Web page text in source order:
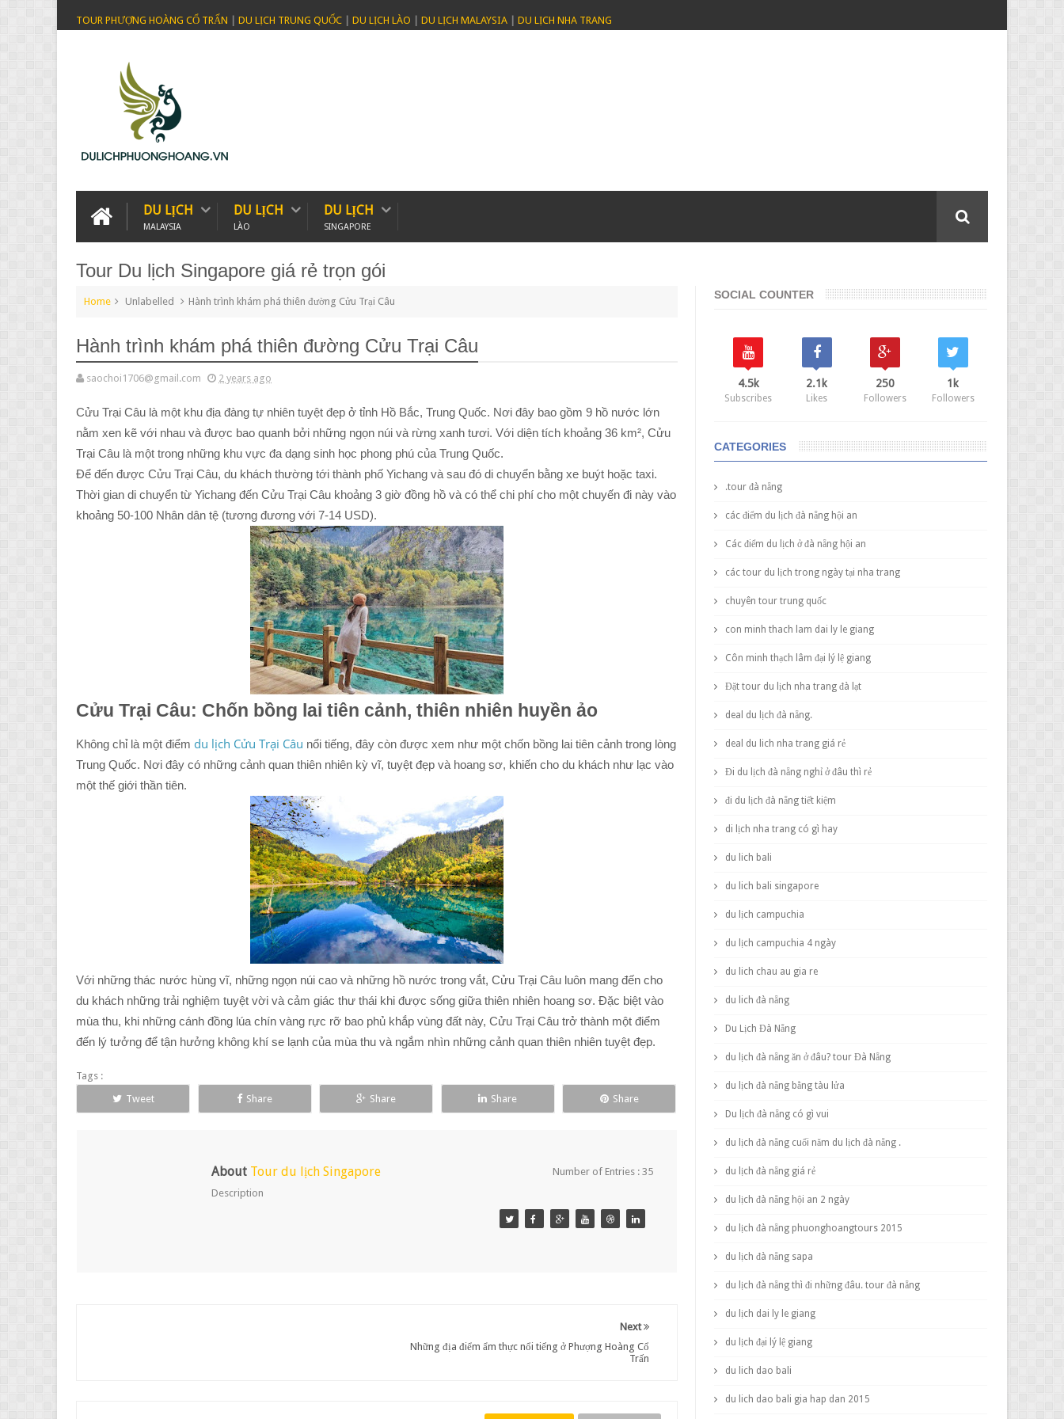
TOUR PHƯỢNG HOÀNG CỔ TRẤN DU LỊCH TRUNG QUỐC DU LỊCH LÀO DU LỊCH MALAYSIA DU LỊCH NHA TRANG
DU LỊCH
MALAYSIA
DU LỊCH
LÀO
DU LỊCH
SINGAPORE
Tour Du lịch Singapore giá rẻ trọn gói
Home Unlabelled Hành trình khám phá thiên đường Cửu Trại Câu
Hành trình khám phá thiên đường Cửu Trại Câu
saochoi1706@gmail.com 2 years ago
Cửu Trại Câu là một khu địa đàng tự nhiên tuyệt đẹp ở tỉnh Hồ Bắc, Trung Quốc. Nơi đây bao gồm 9 hồ nước lớn
nằm xen kẽ với nhau và được bao quanh bởi những ngọn núi và rừng xanh tươi. Với diện tích khoảng 36 km², Cửu
Trại Câu là một trong những khu vực đa dạng sinh học phong phú của Trung Quốc.
Để đến được Cửu Trại Câu, du khách thường tới thành phố Yichang và sau đó di chuyển bằng xe buýt hoặc taxi.
Thời gian di chuyển từ Yichang đến Cửu Trại Câu khoảng 3 giờ đồng hồ và có thể chi phí cho một chuyến đi này vào
khoảng 50-100 Nhân dân tệ (tương đương với 7-14 USD).
Cửu Trại Câu: Chốn bồng lai tiên cảnh, thiên nhiên huyền ảo
Không chỉ là một điểm du lịch Cửu Trại Câu nổi tiếng, đây còn được xem như một chốn bồng lai tiên cảnh trong lòng
Trung Quốc. Nơi đây có những cảnh quan thiên nhiên kỳ vĩ, tuyệt đẹp và hoang sơ, khiến cho du khách như lạc vào
một thế giới thần tiên.
Với những thác nước hùng vĩ, những ngọn núi cao và những hồ nước trong vắt, Cửu Trại Câu luôn mang đến cho
du khách những trải nghiệm tuyệt vời và cảm giác thư thái khi được sống giữa thiên nhiên hoang sơ. Đặc biệt vào
mùa thu, khi những cánh đồng lúa chín vàng rực rỡ bao phủ khắp vùng đất này, Cửu Trại Câu trở thành một điểm
đến lý tưởng để tận hưởng không khí se lạnh của mùa thu và ngắm nhìn những cảnh quan thiên nhiên tuyệt đẹp.
Tags :
Tweet
Share Share Share Share
About Tour du lịch Singapore
Number of Entries : 35
Description
Next
Những địa điểm ẩm thực nổi tiếng ở Phượng Hoàng Cổ
Trấn
SOCIAL COUNTER
4.5k
Subscribes
2.1k
Likes
250
Followers
1k
Followers
CATEGORIES
.tour đà nẵng
các điểm du lịch đà nẵng hội an
Các điểm du lịch ở đà nẵng hội an
các tour du lịch trong ngày tại nha trang
chuyên tour trung quốc
con minh thach lam dai ly le giang
Côn minh thạch lâm đại lý lệ giang
Đặt tour du lịch nha trang đà lạt
deal du lịch đà nẵng.
deal du lich nha trang giá rẻ
Đi du lịch đà nẵng nghỉ ở đâu thì rẻ
đi du lịch đà nẵng tiết kiệm
di lịch nha trang có gì hay
du lich bali
du lich bali singapore
du lịch campuchia
du lịch campuchia 4 ngày
du lich chau au gia re
du lich đà nẵng
Du Lịch Đà Nẵng
du lịch đà nẵng ăn ở đâu? tour Đà Nẵng
du lịch đà nẵng bằng tàu lửa
Du lịch đà nẵng có gì vui
du lịch đà nẵng cuối năm du lịch đà nẵng .
du lịch đà nẵng giá rẻ
du lịch đà nẵng hội an 2 ngày
du lịch đà nẵng phuonghoangtours 2015
du lịch đà nẵng sapa
du lịch đà nẵng thì đi những đâu. tour đà nẵng
du lịch dai ly le giang
du lịch đại lý lệ giang
du lich dao bali
du lich dao bali gia hap dan 2015